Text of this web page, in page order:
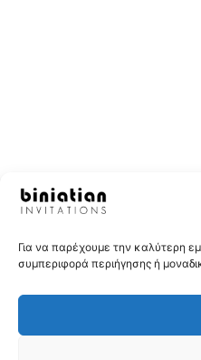
Για να παρέχουμε την καλύτερη
συμπεριφορά περιήγησης ή